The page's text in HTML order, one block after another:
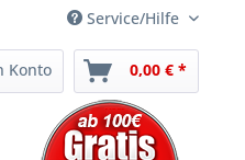
Service/Hilfe
Konto 0,00 € *